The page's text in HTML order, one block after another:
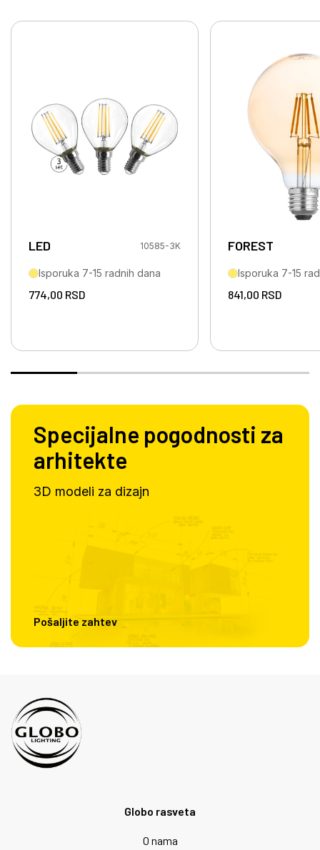
LED 10585-3K
Isporuka 7-15 radnih dana
774,00 RSD
FOREST
Isporuka 7-15
841,00 RSD
Specijalne pogodnosti za
arhitekte
3D modeli za dizajn
Pošaljite zahtev
Globo rasveta
O nama